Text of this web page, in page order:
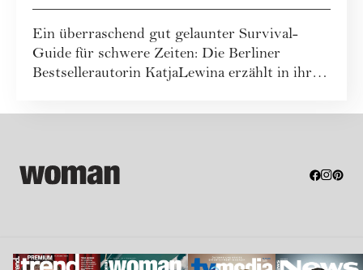
Ein überraschend gut gelaunter Survival-
Guide für schwere Zeiten: Die Berliner
Bestsellerautorin KatjaLewina erzählt in ihrem